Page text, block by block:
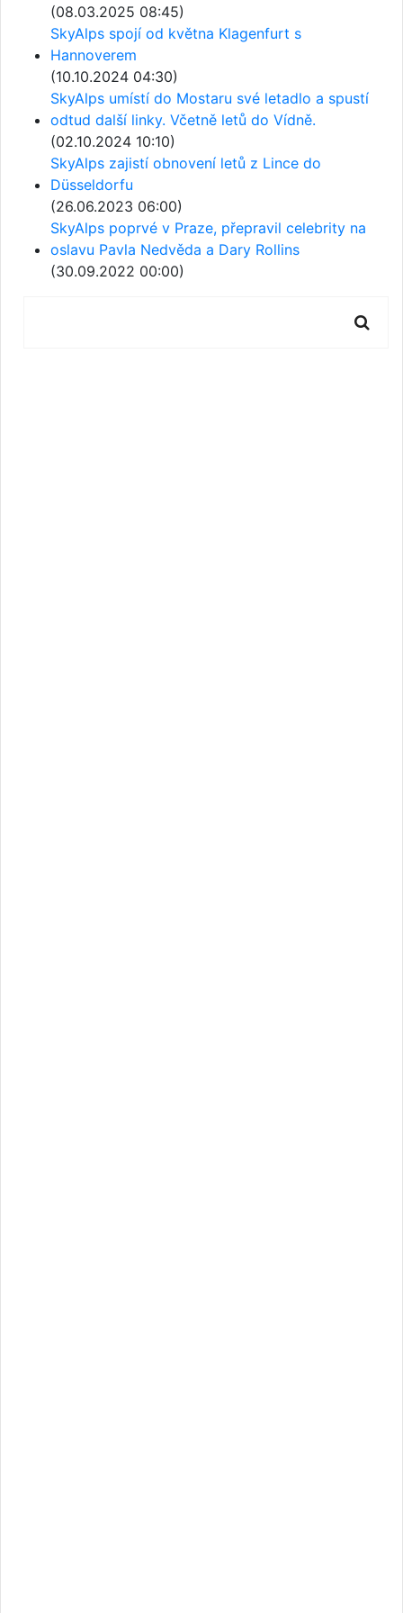
(08.03.2025 08:45)
SkyAlps spojí od května Klagenfurt s
Hannoverem
(10.10.2024 04:30)
SkyAlps umístí do Mostaru své letadlo a spustí
odtud další linky. Včetně letů do Vídně.
(02.10.2024 10:10)
SkyAlps zajistí obnovení letů z Lince do
Düsseldorfu
(26.06.2023 06:00)
SkyAlps poprvé v Praze, přepravil celebrity na
oslavu Pavla Nedvěda a Dary Rollins
(30.09.2022 00:00)